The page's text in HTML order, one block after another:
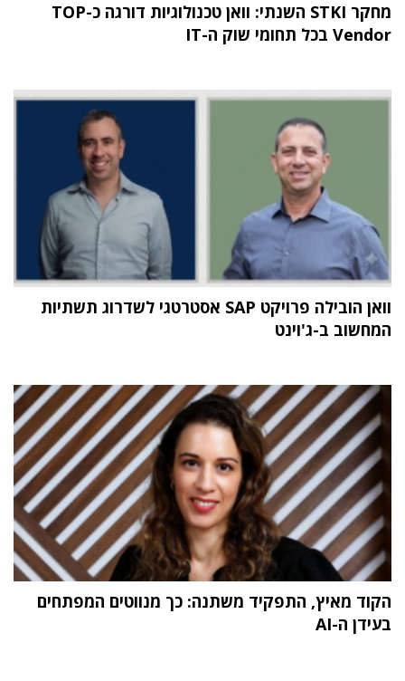
מחקר STKI השנתי: וואן טכנולוגיות דורגה כ-TOP
Vendor בכל תחומי שוק ה-IT
וואן הובילה פרויקט SAP אסטרטגי לשדרוג תשתיות
המחשוב ב-ג'וינט
הקוד מאיץ, התפקיד משתנה: כך מנווטים המפתחים
בעידן ה-AI